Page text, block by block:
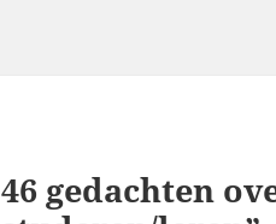
46 gedachten